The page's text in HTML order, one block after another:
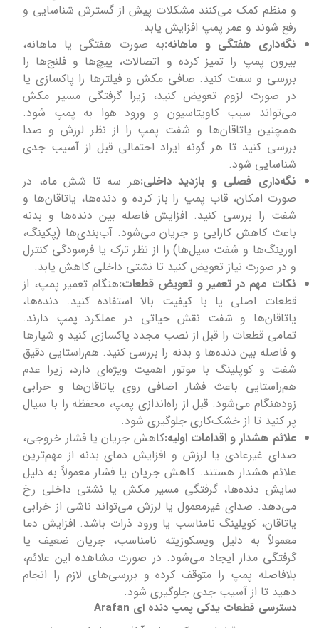
و منظم کمک می‌کنند مشکلات پیش از گسترش شناسایی و
رفع شوند و عمر پمپ افزایش یابد.
نگه‌داری هفتگی و ماهانه:به صورت هفتگی یا ماهانه،
بیرون پمپ را تمیز کرده و اتصالات، پیچ‌ها و فلنج‌ها را
بررسی و سفت کنید. صافی مکش و فیلترها را پاکسازی یا
در صورت لزوم تعویض کنید، زیرا گرفتگی مسیر مکش
می‌تواند سبب کاویتاسیون و ورود هوا به پمپ شود.
همچنین یاتاقان‌ها و شفت پمپ را از نظر لرزش و صدا
بررسی کنید تا هر گونه ایراد احتمالی قبل از آسیب جدی
شناسایی شود.
نگه‌داری فصلی و بازدید داخلی:هر سه تا شش ماه، در
صورت امکان، قاب پمپ را باز کرده و دنده‌ها، یاتاقان‌ها و
شفت را بررسی کنید. افزایش فاصله بین دنده‌ها و بدنه
باعث کاهش کارایی و جریان می‌شود. آب‌بندی‌ها (پکینگ،
اورینگ‌ها و شفت سیل‌ها) را از نظر ترک یا فرسودگی کنترل
و در صورت نیاز تعویض کنید تا نشتی داخلی کاهش یابد.
نکات مهم در تعمیر و تعویض قطعات:هنگام تعمیر پمپ، از
قطعات اصلی یا با کیفیت بالا استفاده کنید. دنده‌ها،
یاتاقان‌ها و شفت نقش حیاتی در عملکرد پمپ دارند.
تمامی قطعات را قبل از نصب مجدد پاکسازی کنید و شیارها
و فاصله بین دنده‌ها و بدنه را بررسی کنید. هم‌راستایی دقیق
شفت و کوپلینگ با موتور اهمیت ویژه‌ای دارد، زیرا عدم
هم‌راستایی باعث فشار اضافی روی یاتاقان‌ها و خرابی
زودهنگام می‌شود. قبل از راه‌اندازی پمپ، محفظه را با سیال
پر کنید تا از خشک‌کاری جلوگیری شود.
علائم هشدار و اقدامات اولیه:کاهش جریان یا فشار خروجی،
صدای غیرعادی یا لرزش و افزایش دمای بدنه از مهم‌ترین
علائم هشدار هستند. کاهش جریان یا فشار معمولاً به دلیل
سایش دنده‌ها، گرفتگی مسیر مکش یا نشتی داخلی رخ
می‌دهد. صدای غیرمعمول یا لرزش می‌تواند ناشی از خرابی
یاتاقان، کوپلینگ نامناسب یا ورود ذرات باشد. افزایش دما
معمولاً به دلیل ویسکوزیته نامناسب، جریان ضعیف یا
گرفتگی مدار ایجاد می‌شود. در صورت مشاهده این علائم،
بلافاصله پمپ را متوقف کرده و بررسی‌های لازم را انجام
دهید تا از آسیب جدی جلوگیری شود.
دسترسی قطعات یدکی پمپ دنده ای Arafan